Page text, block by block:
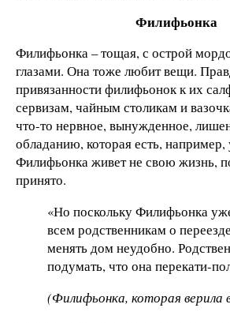
Филифьонка
Филифьонка – тощая, с острой
глазами. Она тоже любит вещи.
привязанности филифьонок к их
сервизам, чайным столикам и
что-то нервное, вынужденное,
обладанию, которая есть,
Филифьонка живет не свою жизнь,
принято.
«Но поскольку Филифьонка
всем родственникам о
менять дом неудобно.
подумать, что она перекати-
(Филифьонка, которая